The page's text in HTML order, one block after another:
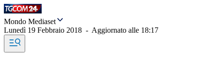
Mondo Mediaset
Lunedì 19 Febbraio 2018 - Aggiornato alle 18:17